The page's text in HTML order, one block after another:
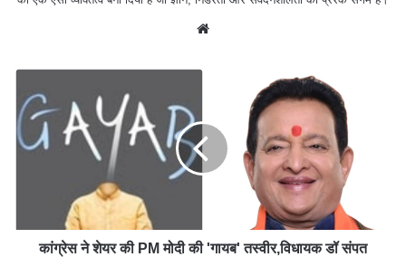
कांग्रेस ने शेयर की PM मोदी की 'गायब' तस्‍वीर,विधायक डॉ संपत